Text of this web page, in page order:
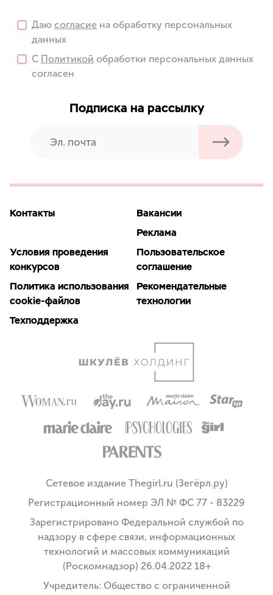
Даю согласие на обработку персональных
данных
С Политикой обработки персональных данных
согласен
Подписка на рассылку
Контакты
Вакансии
Реклама
Условия проведения
конкурсов
Пользовательское
соглашение
Политика использования
cookie-файлов
Рекомендательные
технологии
Техподдержка
Сетевое издание Thegirl.ru (Зегёрл.ру)
Регистрационный номер ЭЛ № ФС 77 - 83229
Зарегистрировано Федеральной службой по
надзору в сфере связи, информационных
технологий и массовых коммуникаций
(Роскомнадзор) 26.04.2022 18+
Учредитель: Общество с ограниченной